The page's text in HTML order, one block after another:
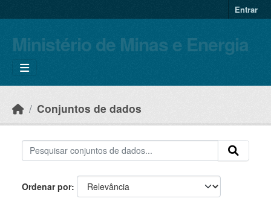
Entrar
Ministério de Minas e Energia
Conjuntos de dados
Ordenar por